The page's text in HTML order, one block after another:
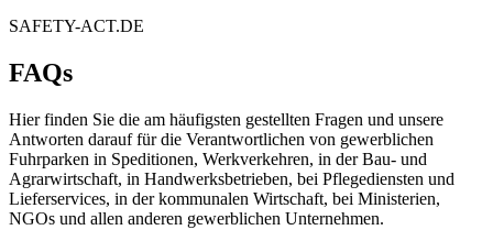
SAFETY-ACT.DE
FAQs
Hier finden Sie die am häufigsten gestellten Fragen und unsere
Antworten darauf für die Verantwortlichen von gewerblichen
Fuhrparken in Speditionen, Werkverkehren, in der Bau- und
Agrarwirtschaft, in Handwerksbetrieben, bei Pflegediensten und
Lieferservices, in der kommunalen Wirtschaft, bei Ministerien,
NGOs und allen anderen gewerblichen Unternehmen.